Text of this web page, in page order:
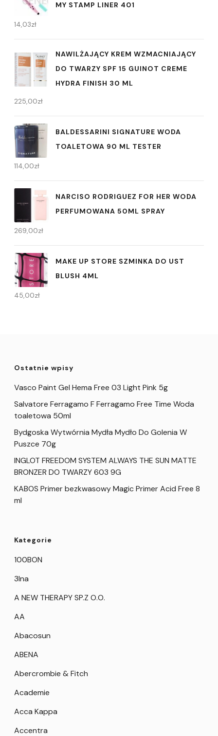
MY STAMP LINER 401
14,03zł
NAWILŻAJĄCY KREM ​​WZMACNIAJĄCY
DO TWARZY SPF 15 GUINOT CREME
HYDRA FINISH 30 ML
225,00zł
BALDESSARINI SIGNATURE WODA
TOALETOWA 90 ML TESTER
114,00zł
NARCISO RODRIGUEZ FOR HER WODA
PERFUMOWANA 50ML SPRAY
269,00zł
MAKE UP STORE SZMINKA DO UST
BLUSH 4ML
45,00zł
Ostatnie wpisy
Vasco Paint Gel Hema Free 03 Light Pink 5g
Salvatore Ferragamo F Ferragamo Free Time Woda
toaletowa 50ml
Bydgoska Wytwórnia Mydła Mydło Do Golenia W
Puszce 70g
INGLOT FREEDOM SYSTEM ALWAYS THE SUN MATTE
BRONZER DO TWARZY 603 9G
KABOS Primer bezkwasowy Magic Primer Acid Free 8
ml
Kategorie
100BON
3Ina
A NEW THERAPY SP.Z O.O.
AA
Abacosun
ABENA
Abercrombie & Fitch
Academie
Acca Kappa
Accentra